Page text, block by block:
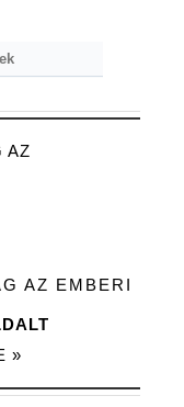
AZ
AZ EMBERI
»